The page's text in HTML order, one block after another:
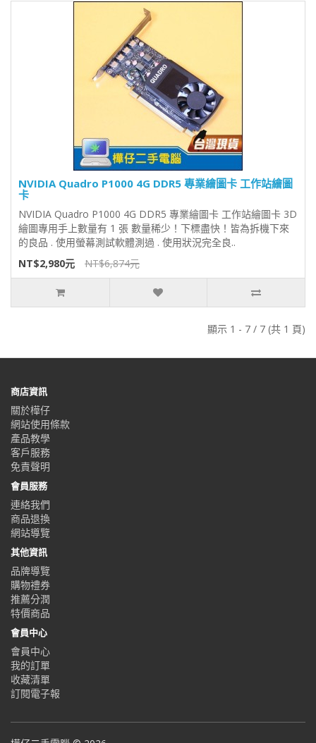
NVIDIA Quadro P1000 4G DDR5 專業繪圖卡 工作站繪圖
卡
NVIDIA Quadro P1000 4G DDR5 專業繪圖卡 工作站繪圖卡 3D
繪圖專用手上數量有 1 張 數量稀少！下標盡快！皆為拆機下來
的良品 . 使用螢幕測試軟體測過 . 使用狀況完全良..
NT$2,980元
NT$6,874元
顯示 1 - 7 / 7 (共 1 頁)
商店資訊
關於樺仔
網站使用條款
產品教學
客戶服務
免責聲明
會員服務
連絡我們
商品退換
網站導覽
其他資訊
品牌導覽
購物禮券
推薦分潤
特價商品
會員中心
會員中心
我的訂單
收藏清單
訂閱電子報